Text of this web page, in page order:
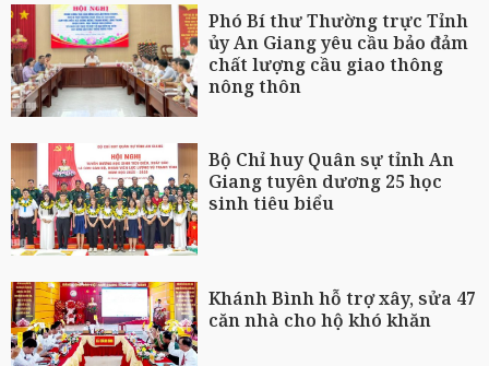
Phó Bí thư Thường trực Tỉnh
ủy An Giang yêu cầu bảo đảm
chất lượng cầu giao thông
nông thôn
Bộ Chỉ huy Quân sự tỉnh An
Giang tuyên dương 25 học
sinh tiêu biểu
Khánh Bình hỗ trợ xây, sửa 47
căn nhà cho hộ khó khăn